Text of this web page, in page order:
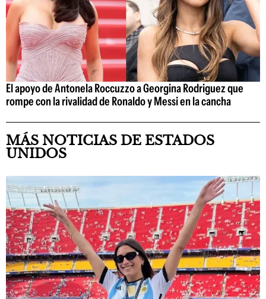
El apoyo de Antonela Roccuzzo a Georgina Rodriguez que
rompe con la rivalidad de Ronaldo y Messi en la cancha
MÁS NOTICIAS DE ESTADOS
UNIDOS